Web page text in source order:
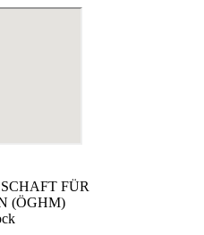
FÜR
(ÖGHM)